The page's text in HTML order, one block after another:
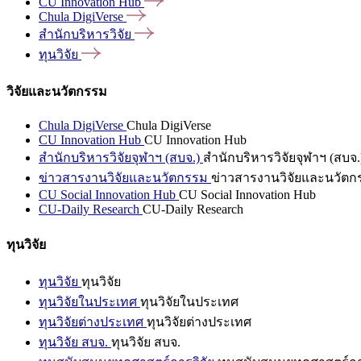
Chula DigiVerse
สำนักบริหารวิจัย
ทุนวิจัย
วิจัยและนวัตกรรม
Chula DigiVerse Chula DigiVerse
CU Innovation Hub CU Innovation Hub
สำนักบริหารวิจัยจุฬาฯ (สบจ.) สำนักบริหารวิจัยจุฬาฯ (สบจ
ข่าวสารงานวิจัยและนวัตกรรม ข่าวสารงานวิจัยและนวัตก
CU Social Innovation Hub CU Social Innovation Hub
CU-Daily Research CU-Daily Research
ทุนวิจัย
ทุนวิจัย ทุนวิจัย
ทุนวิจัยในประเทศ ทุนวิจัยในประเทศ
ทุนวิจัยต่างประเทศ ทุนวิจัยต่างประเทศ
ทุนวิจัย สบจ. ทุนวิจัย สบจ.